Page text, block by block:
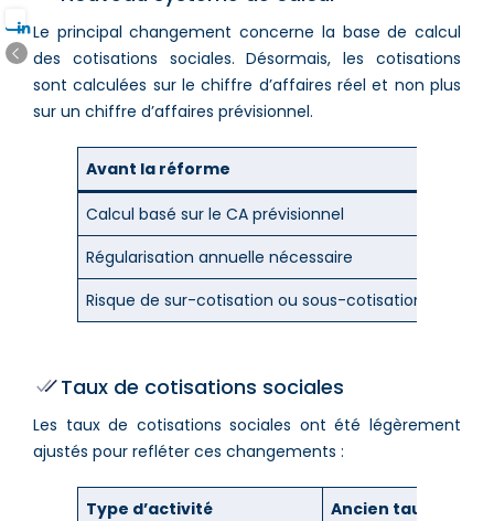
Le principal changement concerne la base de calcul
des cotisations sociales. Désormais, les cotisations
sont calculées sur le chiffre d’affaires réel et non plus
sur un chiffre d’affaires prévisionnel.
Avant la réforme
Calcul basé sur le CA prévisionnel
Régularisation annuelle nécessaire
Risque de sur-cotisation ou sous-cotisation
Taux de cotisations sociales
Les taux de cotisations sociales ont été légèrement
ajustés pour refléter ces changements :
Type d’activité Ancien taux